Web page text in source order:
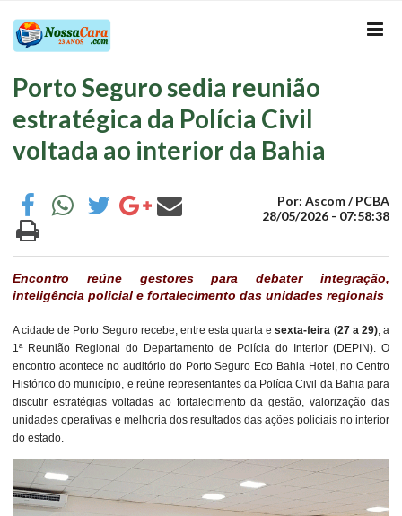
Porto Seguro sedia reunião
estratégica da Polícia Civil
voltada ao interior da Bahia
Por: Ascom / PCBA
28/05/2026 - 07:58:38
Encontro reúne gestores para debater integração,
inteligência policial e fortalecimento das unidades regionais
A cidade de Porto Seguro recebe, entre esta quarta esexta-feira (27 a 29), a
1ª Reunião Regional do Departamento de Polícia do Interior (DEPIN). O
encontro acontece no auditório do Porto Seguro Eco Bahia Hotel, no Centro
Histórico do município, e reúne representantes da Polícia Civil da Bahia para
discutir estratégias voltadas ao fortalecimento da gestão, valorização das
unidades operativas e melhoria dos resultados das ações policiais no interior
do estado.